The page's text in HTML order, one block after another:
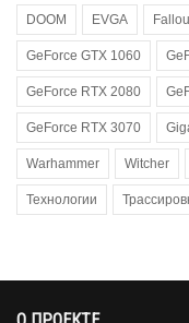
DOOM EVGA
GeForce GTX 1060
GeForce RTX 2080
GeForce RTX 3070
Warhammer Witcher
Технологии